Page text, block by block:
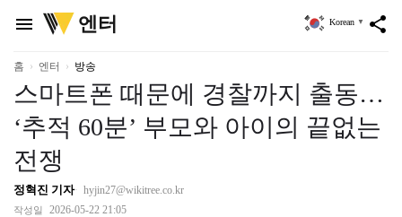
menu
위
키
리
엔터 share
Korean ▼
홈 엔터 방송
스마트폰 때문에 경찰까지 출동…
‘추적 60분’ 부모와 아이의 끝없는
전쟁
정혁진 기자 hyjin27@wikitree.co.kr
작성일 2026-05-22 21:05